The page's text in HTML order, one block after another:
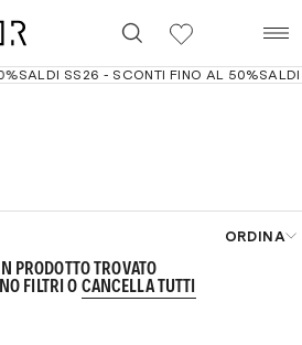
SALDI SS26 - SCONTI FINO AL 50%SALDI
ORDINA
Best seller
PRODOTTO TROVATO
FILTRI O CANCELLA TUTTI